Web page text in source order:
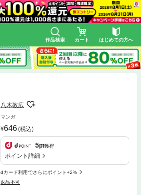
作品検索 カート はじめての方へ
八木教広
マンガ
646(税込)
5pt獲得
ポイント詳細
dカード利用でさらにポイント+2%
返品不可